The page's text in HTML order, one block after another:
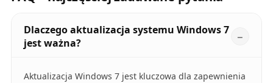
Dlaczego aktualizacja systemu Windows 7
jest ważna?
Aktualizacja Windows 7 jest kluczowa dla zapewnienia